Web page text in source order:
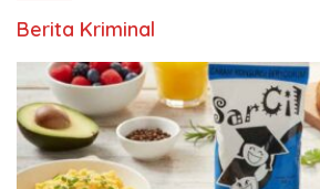
Berita Kriminal